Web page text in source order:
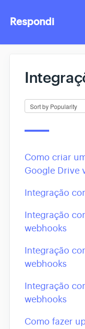
Respondi
Como criar
Google Drive
Integração
Integração
webhooks
Integração
webhooks
Integração
webhooks
Como fazer